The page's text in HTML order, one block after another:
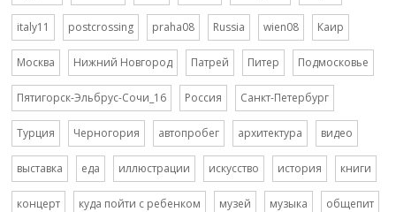
italy11 postcrossing praha08 Russia wien08 Каир
Москва Нижний Новгород Патрей Питер Подмосковье
Пятигорск-Эльбрус-Сочи_16 Россия Санкт-Петербург
Турция Черногория автопробег архитектура видео
выставка еда иллюстрации искусство история книги
концерт куда пойти с ребенком музей музыка общепит